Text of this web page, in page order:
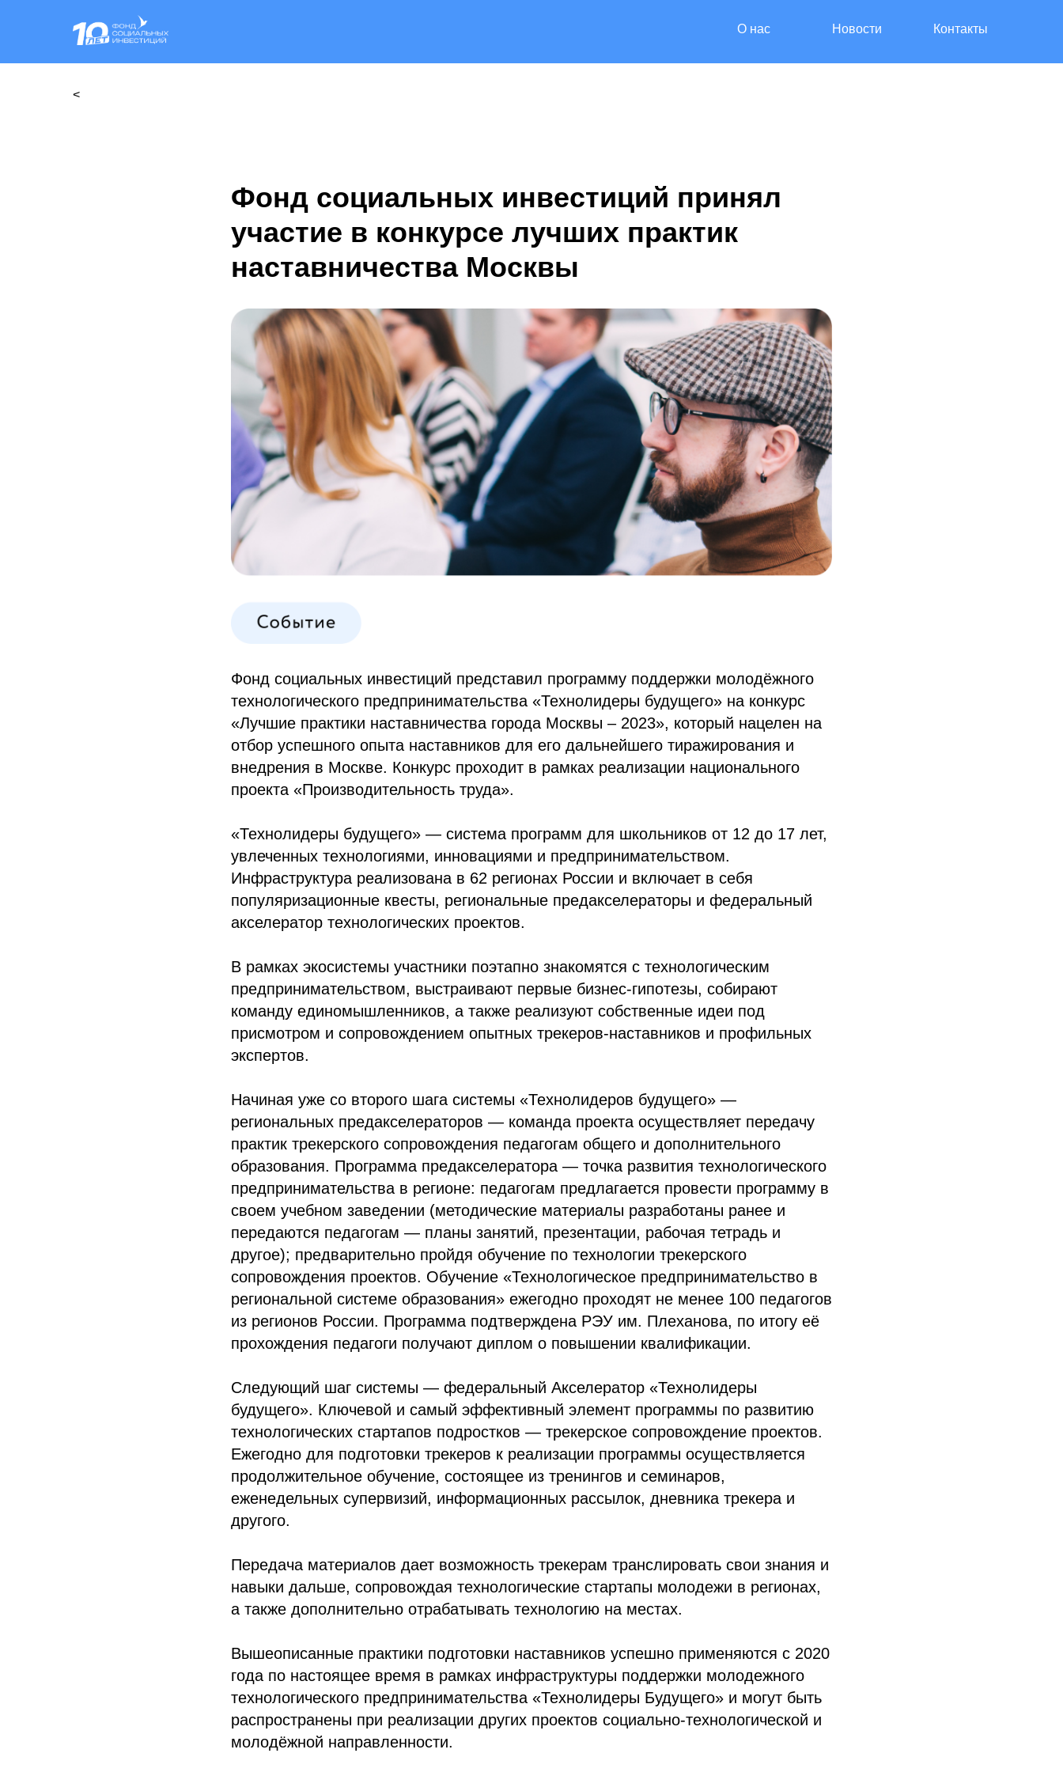
Контакты
Новости
О нас
<
Фонд социальных инвестиций принял
участие в конкурсе лучших практик
наставничества Москвы
Фонд социальных инвестиций представил программу поддержки молодёжного
технологического предпринимательства «Технолидеры будущего» на конкурс
«Лучшие практики наставничества города Москвы – 2023», который нацелен на
отбор успешного опыта наставников для его дальнейшего тиражирования и
внедрения в Москве. Конкурс проходит в рамках реализации национального
проекта «Производительность труда».
«Технолидеры будущего» — система программ для школьников от 12 до 17 лет,
увлеченных технологиями, инновациями и предпринимательством.
Инфраструктура реализована в 62 регионах России и включает в себя
популяризационные квесты, региональные предакселераторы и федеральный
акселератор технологических проектов.
В рамках экосистемы участники поэтапно знакомятся с технологическим
предпринимательством, выстраивают первые бизнес-гипотезы, собирают
команду единомышленников, а также реализуют собственные идеи под
присмотром и сопровождением опытных трекеров-наставников и профильных
экспертов.
Начиная уже со второго шага системы «Технолидеров будущего» —
региональных предакселераторов — команда проекта осуществляет передачу
практик трекерского сопровождения педагогам общего и дополнительного
образования. Программа предакселератора — точка развития технологического
предпринимательства в регионе: педагогам предлагается провести программу в
своем учебном заведении (методические материалы разработаны ранее и
передаются педагогам — планы занятий, презентации, рабочая тетрадь и
другое); предварительно пройдя обучение по технологии трекерского
сопровождения проектов. Обучение «Технологическое предпринимательство в
региональной системе образования» ежегодно проходят не менее 100 педагогов
из регионов России. Программа подтверждена РЭУ им. Плеханова, по итогу её
прохождения педагоги получают диплом о повышении квалификации.
Следующий шаг системы — федеральный Акселератор «Технолидеры
будущего». Ключевой и самый эффективный элемент программы по развитию
технологических стартапов подростков — трекерское сопровождение проектов.
Ежегодно для подготовки трекеров к реализации программы осуществляется
продолжительное обучение, состоящее из тренингов и семинаров,
еженедельных супервизий, информационных рассылок, дневника трекера и
другого.
Передача материалов дает возможность трекерам транслировать свои знания и
навыки дальше, сопровождая технологические стартапы молодежи в регионах,
а также дополнительно отрабатывать технологию на местах.
Вышеописанные практики подготовки наставников успешно применяются с 2020
года по настоящее время в рамках инфраструктуры поддержки молодежного
технологического предпринимательства «Технолидеры Будущего» и могут быть
распространены при реализации других проектов социально-технологической и
молодёжной направленности.